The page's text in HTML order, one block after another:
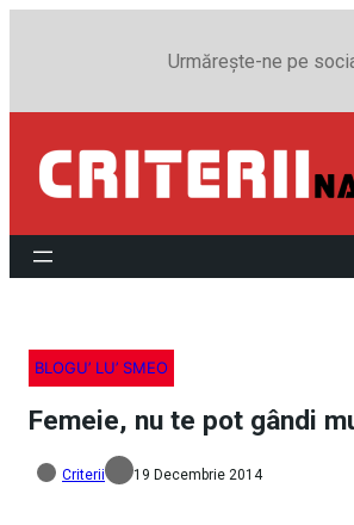
Urmărește-ne pe
BLOGU’ LU’ SMEO
Femeie, nu te pot gândi
Criterii 19 Decembrie 2014